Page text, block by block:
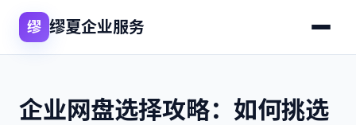
缪 缪夏企业服务
企业网盘选择攻略：如何挑选